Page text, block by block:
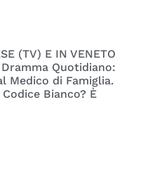
(TV) E IN VENETO
Dramma Quotidiano:
Medico di Famiglia.
Bianco? È